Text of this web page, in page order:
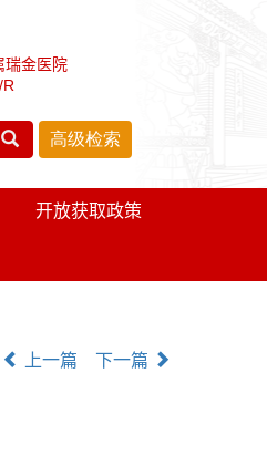
瑞金医院
开放获取政策
上一篇 下一篇